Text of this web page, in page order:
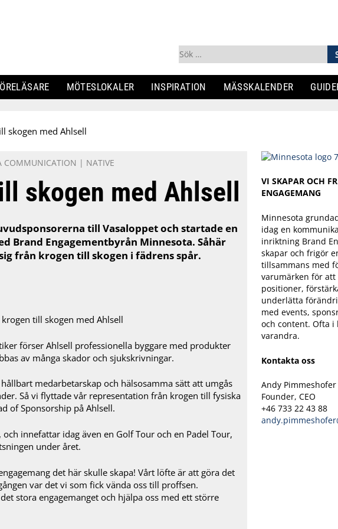
Sök
efter:
MÖTESLOKALER INSPIRATION MÄSSKALENDER
skogen med Ahlsell
COMMUNICATION | NATIVE
skogen med Ahlsell
till Vasaloppet och startade en
Brand Engagementbyrån Minnesota. Såhär
från krogen till skogen i fädrens spår.
förser Ahlsell professionella byggare med produkter
av många skador och sjukskrivningar.
medarbetarskap och hälsosamma sätt att umgås
Så vi flyttade vår representation från krogen till fysiska
of Sponsorship på Ahlsell.
innefattar idag även en Golf Tour och en Padel Tour,
under året.
det här skulle skapa! Vårt löfte är att göra det
var det vi som fick vända oss till proffsen.
stora engagemanget och hjälpa oss med ett större
VI SKAPAR OCH
ENGAGEMANG
Minnesota
idag en
inriktning Brand
skapar och frigör
tillsammans med
varumärken för
positioner,
underlätta
med events,
och content. Ofta
varandra.
Kontakta oss
Andy Pimmeshofer
Founder, CEO
+46 733 22 43 88